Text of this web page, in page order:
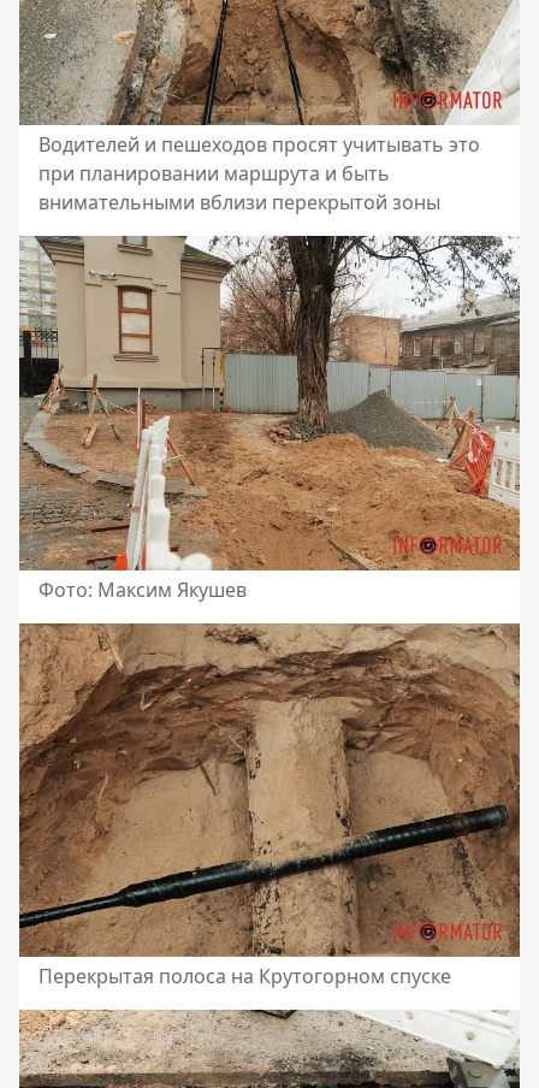
Водителей и пешеходов просят учитывать это
при планировании маршрута и быть
внимательными вблизи перекрытой зоны
Фото: Максим Якушев
Перекрытая полоса на Крутогорном спуске